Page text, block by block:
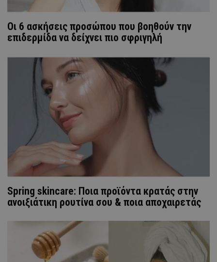
Οι 6 ασκήσεις προσώπου που βοηθούν την
επιδερμίδα να δείχνει πιο σφριγηλή
Spring skincare: Ποια προϊόντα κρατάς στην
ανοιξιάτικη ρουτίνα σου & ποια αποχαιρετάς